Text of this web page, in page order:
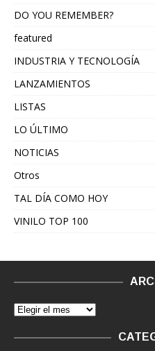
DO YOU REMEMBER?
featured
INDUSTRIA Y TECNOLOGÍA
LANZAMIENTOS
LISTAS
LO ÚLTIMO
NOTICIAS
Otros
TAL DÍA COMO HOY
VINILO TOP 100